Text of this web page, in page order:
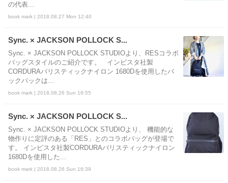
の代表...
book mark | 2018.08.27 Mon 12:40
Sync. × JACKSON POLLOCK S...
Sync. × JACKSON POLLOCK STUDIOより、RESコラボ
バッグスタイルのご紹介です。 インビスタ社製
CORDURAバリスティックナイロン 1680Dを使用したバ
ックパックは...
book mark | 2018.08.26 Sun 16:55
Sync. × JACKSON POLLOCK S...
Sync. × JACKSON POLLOCK STUDIOより、 機能的な
物作りに定評のある「RES」とのコラボバッグが登場で
す。 インビスタ社製CORDURAバリスティックナイロン
1680Dを使用した...
book mark | 2018.08.26 Sun 16:39